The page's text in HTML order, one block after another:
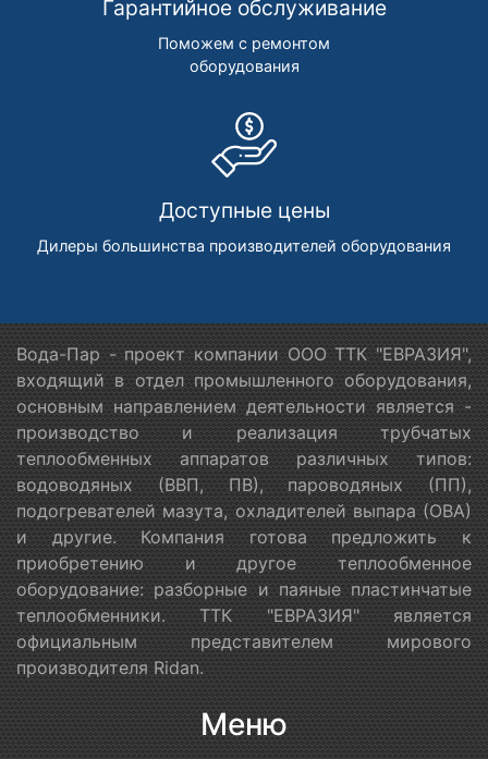
Гарантийное обслуживание
Поможем с ремонтом
оборудования
Доступные цены
Дилеры большинства производителей оборудования
Вода-Пар - проект компании ООО ТТК "ЕВРАЗИЯ",
входящий в отдел промышленного оборудования,
основным направлением деятельности является -
производство и реализация трубчатых
теплообменных аппаратов различных типов:
водоводяных (ВВП, ПВ), пароводяных (ПП),
подогревателей мазута, охладителей выпара (ОВА)
и другие. Компания готова предложить к
приобретению и другое теплообменное
оборудование: разборные и паяные пластинчатые
теплообменники. ТТК "ЕВРАЗИЯ" является
официальным представителем мирового
производителя Ridan.
Меню